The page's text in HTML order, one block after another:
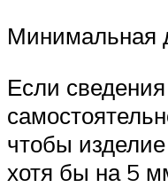
Минимальная
Если
чтобы
хотя бы на 5